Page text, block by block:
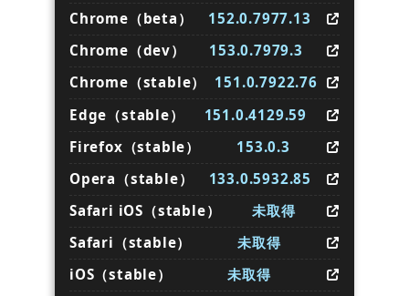
Chrome（beta）
152.0.7977.13
Chrome（dev）
153.0.7979.3
Chrome（stable）
151.0.7922.76
Edge（stable）
151.0.4129.59
Firefox（stable）
153.0.3
Opera（stable）
133.0.5932.85
Safari iOS（stable）
未取得
Safari（stable）
未取得
iOS（stable）
未取得